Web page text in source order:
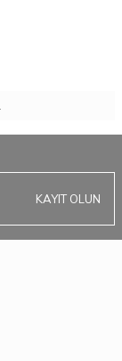
KAYIT OLUN